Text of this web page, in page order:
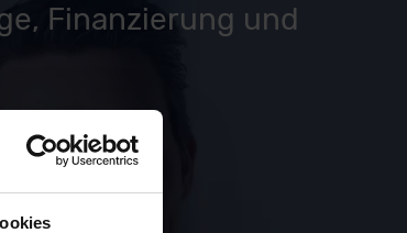
Finanzierung und